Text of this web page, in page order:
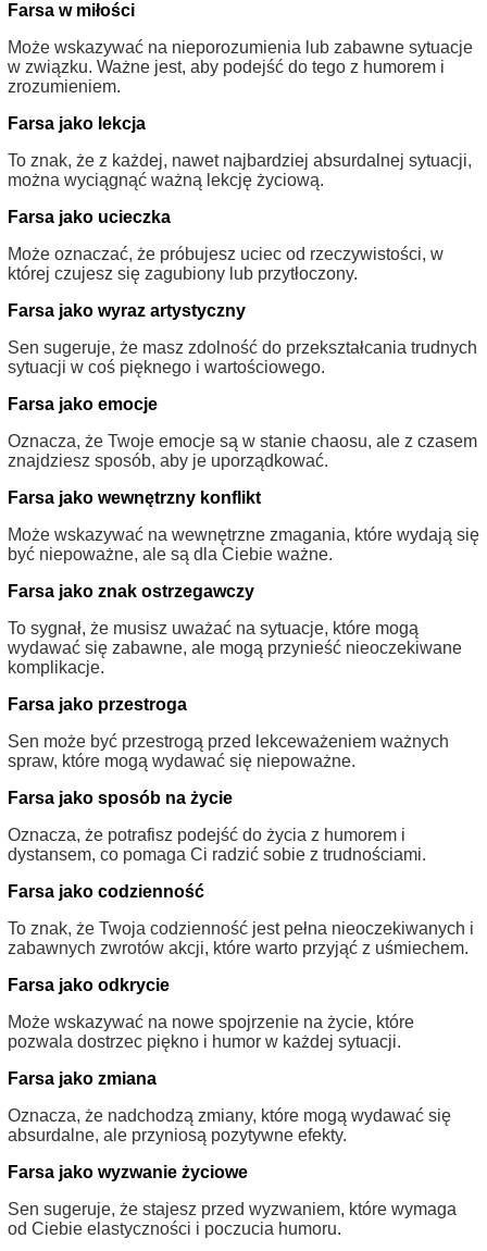
Farsa w miłości
Może wskazywać na nieporozumienia lub zabawne sytuacje
w związku. Ważne jest, aby podejść do tego z humorem i
zrozumieniem.
Farsa jako lekcja
To znak, że z każdej, nawet najbardziej absurdalnej sytuacji,
można wyciągnąć ważną lekcję życiową.
Farsa jako ucieczka
Może oznaczać, że próbujesz uciec od rzeczywistości, w
której czujesz się zagubiony lub przytłoczony.
Farsa jako wyraz artystyczny
Sen sugeruje, że masz zdolność do przekształcania trudnych
sytuacji w coś pięknego i wartościowego.
Farsa jako emocje
Oznacza, że Twoje emocje są w stanie chaosu, ale z czasem
znajdziesz sposób, aby je uporządkować.
Farsa jako wewnętrzny konflikt
Może wskazywać na wewnętrzne zmagania, które wydają się
być niepoważne, ale są dla Ciebie ważne.
Farsa jako znak ostrzegawczy
To sygnał, że musisz uważać na sytuacje, które mogą
wydawać się zabawne, ale mogą przynieść nieoczekiwane
komplikacje.
Farsa jako przestroga
Sen może być przestrogą przed lekceważeniem ważnych
spraw, które mogą wydawać się niepoważne.
Farsa jako sposób na życie
Oznacza, że potrafisz podejść do życia z humorem i
dystansem, co pomaga Ci radzić sobie z trudnościami.
Farsa jako codzienność
To znak, że Twoja codzienność jest pełna nieoczekiwanych i
zabawnych zwrotów akcji, które warto przyjąć z uśmiechem.
Farsa jako odkrycie
Może wskazywać na nowe spojrzenie na życie, które
pozwala dostrzec piękno i humor w każdej sytuacji.
Farsa jako zmiana
Oznacza, że nadchodzą zmiany, które mogą wydawać się
absurdalne, ale przyniosą pozytywne efekty.
Farsa jako wyzwanie życiowe
Sen sugeruje, że stajesz przed wyzwaniem, które wymaga
od Ciebie elastyczności i poczucia humoru.